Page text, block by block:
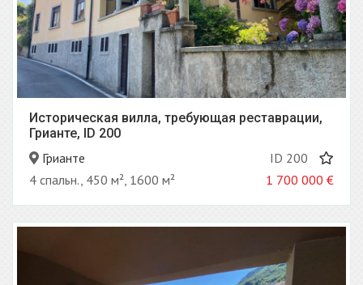
Историческая вилла, требующая реставрации,
Грианте, ID 200
Грианте
ID 200
4 спальн., 450 м², 1600 м²
1 700 000 €